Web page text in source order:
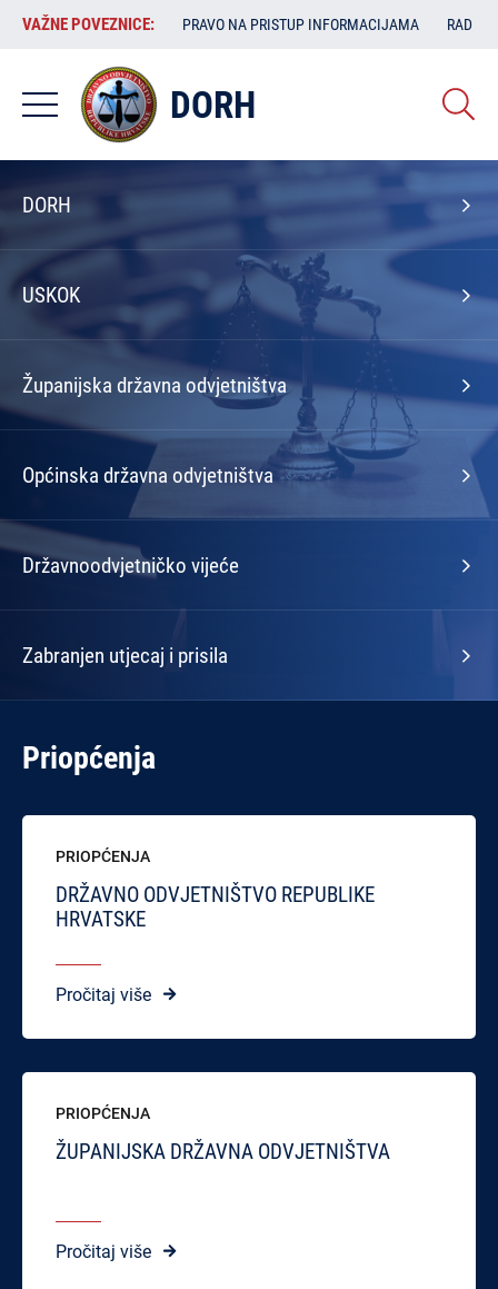
Skoči
sadržaj
VAŽNE
POVEZNICE:
VAŽNE POVEZNICE: PRAVO NA PRISTUP INFORMACIJAMA RAD
DORH
Izbornik
na
naslovnoj
DORH
USKOK
Županijska državna odvjetništva
Općinska državna odvjetništva
Državnoodvjetničko vijeće
Zabranjen utjecaj i prisila
Priopćenja
PRIOPĆENJA
DRŽAVNO ODVJETNIŠTVO REPUBLIKE
HRVATSKE
Pročitaj više
PRIOPĆENJA
ŽUPANIJSKA DRŽAVNA ODVJETNIŠTVA
Pročitaj više